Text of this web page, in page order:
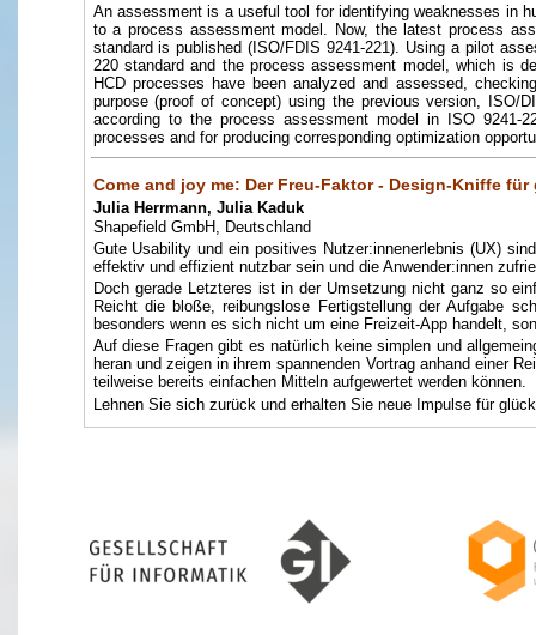
An assessment is a useful tool for identifying weaknesses in
to a process assessment model. Now, the latest process
standard is published (ISO/FDIS 9241-221). Using a pilot
220 standard and the process assessment model, which is
HCD processes have been analyzed and assessed,
purpose (proof of concept) using the previous version, ISO/
according to the process assessment model in ISO
processes and for producing corresponding optimization
Come and joy me: Der Freu-Faktor - Design-Kniffe
Julia Herrmann, Julia Kaduk
Shapefield GmbH, Deutschland
Gute Usability und ein positives Nutzer:innenerlebnis (UX)
effektiv und effizient nutzbar sein und die Anwender:innen
Doch gerade Letzteres ist in der Umsetzung nicht ganz so
Reicht die bloße, reibungslose Fertigstellung der Aufgabe
besonders wenn es sich nicht um eine Freizeit-App handelt,
Auf diese Fragen gibt es natürlich keine simplen und
heran und zeigen in ihrem spannenden Vortrag anhand einer
teilweise bereits einfachen Mitteln aufgewertet werden können.
Lehnen Sie sich zurück und erhalten Sie neue Impulse für